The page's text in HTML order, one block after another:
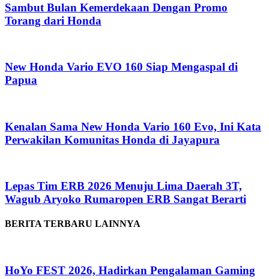
Sambut Bulan Kemerdekaan Dengan Promo
Torang dari Honda
New Honda Vario EVO 160 Siap Mengaspal di
Papua
Kenalan Sama New Honda Vario 160 Evo, Ini Kata
Perwakilan Komunitas Honda di Jayapura
Lepas Tim ERB 2026 Menuju Lima Daerah 3T,
Wagub Aryoko Rumaropen ERB Sangat Berarti
BERITA TERBARU LAINNYA
HoYo FEST 2026, Hadirkan Pengalaman Gaming